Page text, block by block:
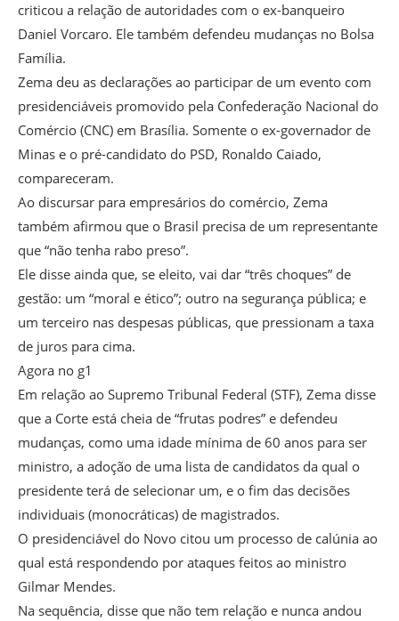
criticou a relação de autoridades com o ex-banqueiro
Daniel Vorcaro. Ele também defendeu mudanças no Bolsa
Família.
Zema deu as declarações ao participar de um evento com
presidenciáveis promovido pela Confederação Nacional do
Comércio (CNC) em Brasília. Somente o ex-governador de
Minas e o pré-candidato do PSD, Ronaldo Caiado,
compareceram.
Ao discursar para empresários do comércio, Zema
também afirmou que o Brasil precisa de um representante
que “não tenha rabo preso”.
Ele disse ainda que, se eleito, vai dar “três choques” de
gestão: um “moral e ético”; outro na segurança pública; e
um terceiro nas despesas públicas, que pressionam a taxa
de juros para cima.
Agora no g1
Em relação ao Supremo Tribunal Federal (STF), Zema disse
que a Corte está cheia de “frutas podres” e defendeu
mudanças, como uma idade mínima de 60 anos para ser
ministro, a adoção de uma lista de candidatos da qual o
presidente terá de selecionar um, e o fim das decisões
individuais (monocráticas) de magistrados.
O presidenciável do Novo citou um processo de calúnia ao
qual está respondendo por ataques feitos ao ministro
Gilmar Mendes.
Na sequência, disse que não tem relação e nunca andou